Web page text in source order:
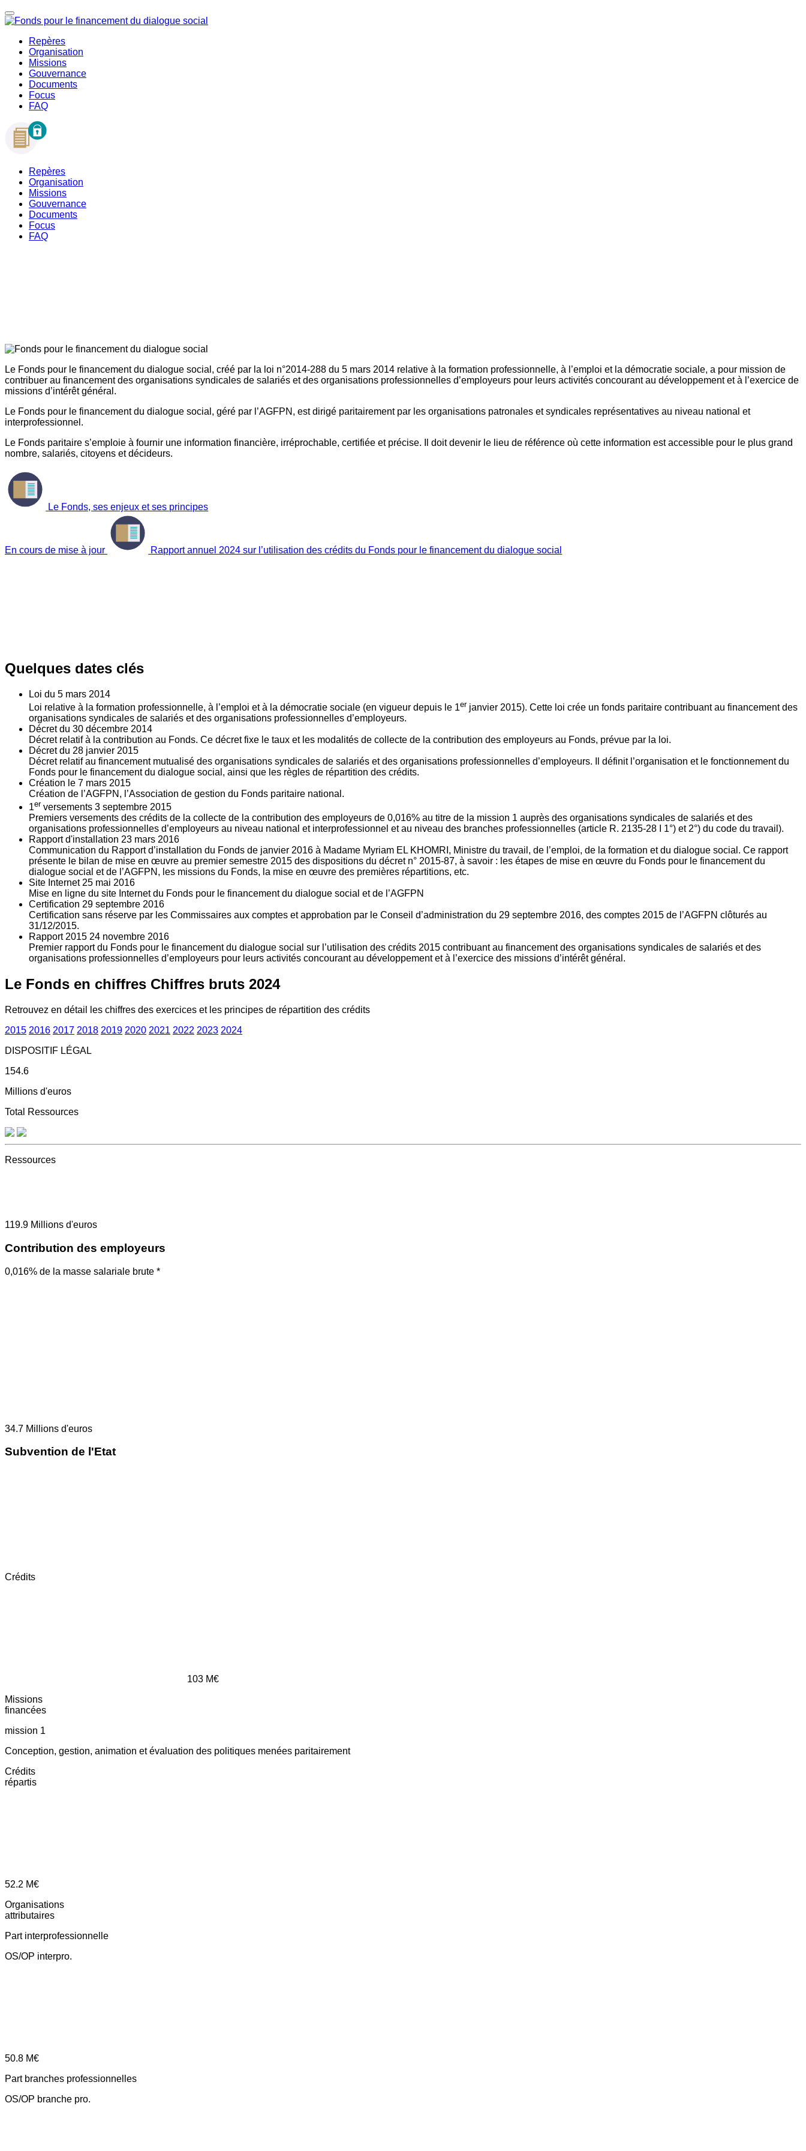
Repères
Organisation
Missions
Gouvernance
Documents
Focus
FAQ
Repères
Organisation
Missions
Gouvernance
Documents
Focus
FAQ
Le Fonds pour le financement du dialogue social, créé par la loi n°2014-288 du 5 mars 2014 relative à la formation professionnelle, à l’emploi et la démocratie sociale, a pour mission de
contribuer au financement des organisations syndicales de salariés et des organisations professionnelles d’employeurs pour leurs activités concourant au développement et à l’exercice de
missions d’intérêt général.
Le Fonds pour le financement du dialogue social, géré par l’AGFPN, est dirigé paritairement par les organisations patronales et syndicales représentatives au niveau national et
interprofessionnel.
Le Fonds paritaire s’emploie à fournir une information financière, irréprochable, certifiée et précise. Il doit devenir le lieu de référence où cette information est accessible pour le plus grand
nombre, salariés, citoyens et décideurs.
Le Fonds, ses enjeux et ses principes
En cours de mise à jour Rapport annuel 2024 sur l’utilisation des crédits du Fonds pour le financement du dialogue social
Quelques dates clés
Loi du 5 mars 2014
Loi relative à la formation professionnelle, à l’emploi et à la démocratie sociale (en vigueur depuis le 1er janvier 2015). Cette loi crée un fonds paritaire contribuant au financement des
organisations syndicales de salariés et des organisations professionnelles d’employeurs.
Décret du 30 décembre 2014
Décret relatif à la contribution au Fonds. Ce décret fixe le taux et les modalités de collecte de la contribution des employeurs au Fonds, prévue par la loi.
Décret du 28 janvier 2015
Décret relatif au financement mutualisé des organisations syndicales de salariés et des organisations professionnelles d’employeurs. Il définit l’organisation et le fonctionnement du
Fonds pour le financement du dialogue social, ainsi que les règles de répartition des crédits.
Création le 7 mars 2015
Création de l’AGFPN, l’Association de gestion du Fonds paritaire national.
1er versements 3 septembre 2015
Premiers versements des crédits de la collecte de la contribution des employeurs de 0,016% au titre de la mission 1 auprès des organisations syndicales de salariés et des
organisations professionnelles d’employeurs au niveau national et interprofessionnel et au niveau des branches professionnelles (article R. 2135‐28 I 1°) et 2°) du code du travail).
Rapport d'installation 23 mars 2016
Communication du Rapport d’installation du Fonds de janvier 2016 à Madame Myriam EL KHOMRI, Ministre du travail, de l’emploi, de la formation et du dialogue social. Ce rapport
présente le bilan de mise en œuvre au premier semestre 2015 des dispositions du décret n° 2015-87, à savoir : les étapes de mise en œuvre du Fonds pour le financement du
dialogue social et de l’AGFPN, les missions du Fonds, la mise en œuvre des premières répartitions, etc.
Site Internet 25 mai 2016
Mise en ligne du site Internet du Fonds pour le financement du dialogue social et de l’AGFPN
Certification 29 septembre 2016
Certification sans réserve par les Commissaires aux comptes et approbation par le Conseil d’administration du 29 septembre 2016, des comptes 2015 de l’AGFPN clôturés au
31/12/2015.
Rapport 2015 24 novembre 2016
Premier rapport du Fonds pour le financement du dialogue social sur l’utilisation des crédits 2015 contribuant au financement des organisations syndicales de salariés et des
organisations professionnelles d’employeurs pour leurs activités concourant au développement et à l’exercice des missions d’intérêt général.
Le Fonds en chiffres Chiffres bruts 2024
Retrouvez en détail les chiffres des exercices et les principes de répartition des crédits
2015 2016 2017 2018 2019 2020 2021 2022 2023 2024
DISPOSITIF LÉGAL
154.6
Millions d'euros
Total Ressources
Ressources
119.9 Millions d'euros
Contribution des employeurs
0,016% de la masse salariale brute *
34.7 Millions d'euros
Subvention de l'Etat
Crédits
103 M€
Missions
financées
mission 1
Conception, gestion, animation et évaluation des politiques menées paritairement
Crédits
répartis
52.2 M€
Organisations
attributaires
Part interprofessionnelle
OS/OP interpro.
50.8 M€
Part branches professionnelles
OS/OP branche pro.